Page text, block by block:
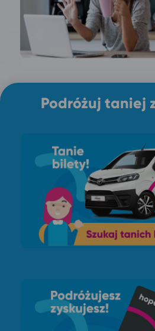
Podróżuj taniej